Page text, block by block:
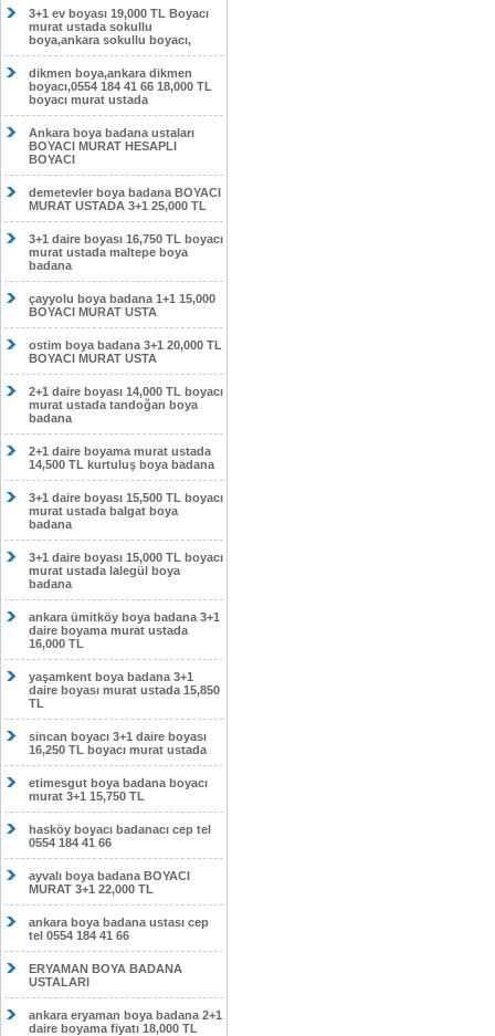
3+1 ev boyası 19,000 TL Boyacı
murat ustada sokullu
boya,ankara sokullu boyacı,
dikmen boya,ankara dikmen
boyacı,0554 184 41 66 18,000 TL
boyacı murat ustada
Ankara boya badana ustaları
BOYACI MURAT HESAPLI
BOYACI
demetevler boya badana BOYACI
MURAT USTADA 3+1 25,000 TL
3+1 daire boyası 16,750 TL boyacı
murat ustada maltepe boya
badana
çayyolu boya badana 1+1 15,000
BOYACI MURAT USTA
ostim boya badana 3+1 20,000 TL
BOYACI MURAT USTA
2+1 daire boyası 14,000 TL boyacı
murat ustada tandoğan boya
badana
2+1 daire boyama murat ustada
14,500 TL kurtuluş boya badana
3+1 daire boyası 15,500 TL boyacı
murat ustada balgat boya
badana
3+1 daire boyası 15,000 TL boyacı
murat ustada lalegül boya
badana
ankara ümitköy boya badana 3+1
daire boyama murat ustada
16,000 TL
yaşamkent boya badana 3+1
daire boyası murat ustada 15,850
TL
sincan boyacı 3+1 daire boyası
16,250 TL boyacı murat ustada
etimesgut boya badana boyacı
murat 3+1 15,750 TL
hasköy boyacı badanacı cep tel
0554 184 41 66
ayvalı boya badana BOYACI
MURAT 3+1 22,000 TL
ankara boya badana ustası cep
tel 0554 184 41 66
ERYAMAN BOYA BADANA
USTALARI
ankara eryaman boya badana 2+1
daire boyama fiyatı 18,000 TL